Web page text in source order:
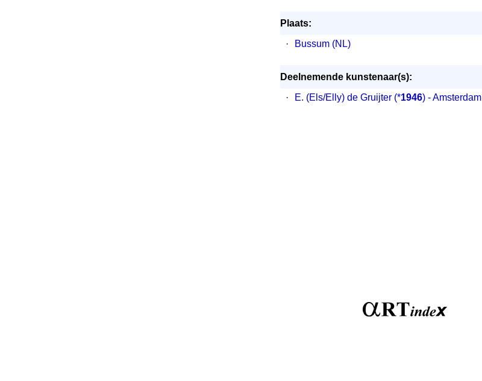
Plaats:
·
Bussum (NL)
Deelnemende kunstenaar(s):
·
E. (Els/Elly) de Gruijter (*1946) - Amsterdam